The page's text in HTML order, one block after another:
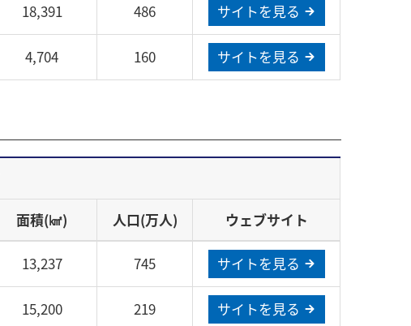
18,391 486 サイトを見る
4,704 160 サイトを見る
面積(㎢) 人口(万人) ウェブサイト
13,237 745 サイトを見る
15,200 219 サイトを見る